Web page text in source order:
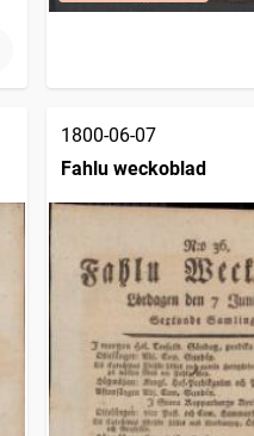
1800-06-07
Fahlu weckoblad